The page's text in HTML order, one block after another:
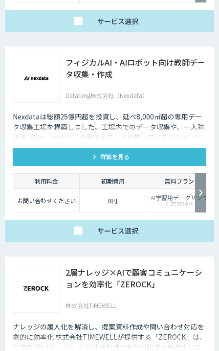
サービス選択
フィジカルAI・AIロボット向け教師デー
タ収集・作成
Datatang株式会社（Nexdata）
Nexdataは総額25億円超を投資し、延べ8,000㎡超の専用デー
タ収集工場を構築しました。工場内でのデータ収集や、一人称
視点（Ego-centric）の実環境データ収集・アノテーションか
ら、環境認識・意思決定・動作制御に対応した既製データセッ
トまで、フィジカルAI開発を加速させる包括的なデータソリュ
ーションを提供いたします。
詳細を見る
利用料金 初期費用 無料プラン
お問い合わせください 0円 AI学習用データサンプ
ル無償提供
サービス選択
2層ナレッジ×AIで顧客コミュニケーシ
ョンを効率化「ZEROCK」
株式会社TIMEWELL
ナレッジの属人化を解消し、提案資料作成や問い合わせ対応を
劇的に効率化 株式会社TIMEWELLが提供する「ZEROCK」は、
独自の2層ナレッジにより共通知識と案件別知識を最適化して